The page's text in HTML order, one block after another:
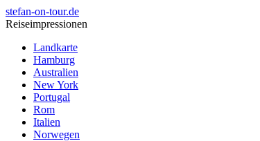
stefan-on-tour.de
Reiseimpressionen
Landkarte
Hamburg
Australien
New York
Portugal
Rom
Italien
Norwegen